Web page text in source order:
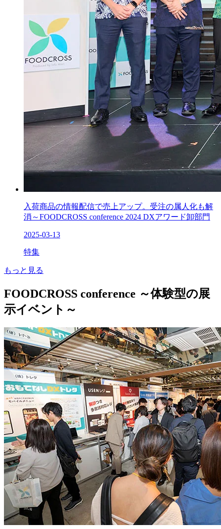
入荷商品の情報配信で売上アップ。受注の属人化も解
消～FOODCROSS conference 2024 DXアワード卸部門
2025-03-13
特集
もっと見る
FOODCROSS conference ～体験型の展
示イベント～